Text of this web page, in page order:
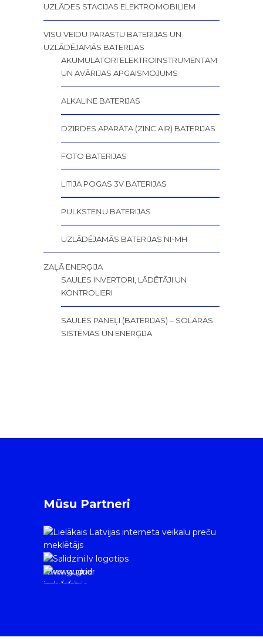
UZLĀDES STACIJAS ELEKTROMOBIĻIEM
VISU VEIDU PARASTU BATERIJAS UN
UZLĀDĒJAMĀS BATERIJAS
AKUMULATORI ELEKTROINSTRUMENTAM
UN AVĀRIJAS APGAISMOJUMS
ALKALINE BATERIJAS
DZIRDES APARĀTA (ZINC AIR) BATERIJAS
FOTO BATERIJAS
LITIJA POGAS 3V BATERIJAS
PULKSTEŅU BATERIJAS
UZLĀDĒJAMĀS BATERIJAS NI-MH
ZAĻĀ ENERĢIJA
SAULES INVERTORI, LĀDĒTĀJI UN
KONTROLIERI
SAULES PANEĻI (BATERIJAS) – SOLĀRĀS
SISTĒMAS UN ENERĢIJA
Mūsu Partneri
www.gudrie
m.lv/atrie-